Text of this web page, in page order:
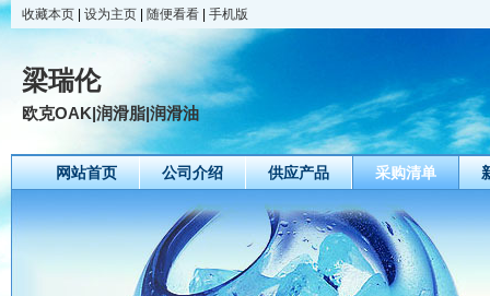
收藏本页 设为主页 随便看看 手机版
梁瑞伦
欧克OAK|润滑脂|润滑油
网站首页 公司介绍 供应产品 采购清单